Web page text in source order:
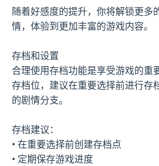
随着好感度的提升，你将解锁更多
情，体验到更加丰富的游戏内容。
存档和设置
合理使用存档功能是享受游戏的重
存档位，建议在重要选择前进行存
的剧情分支。
存档建议：
• 在重要选择前创建存档点
• 定期保存游戏进度